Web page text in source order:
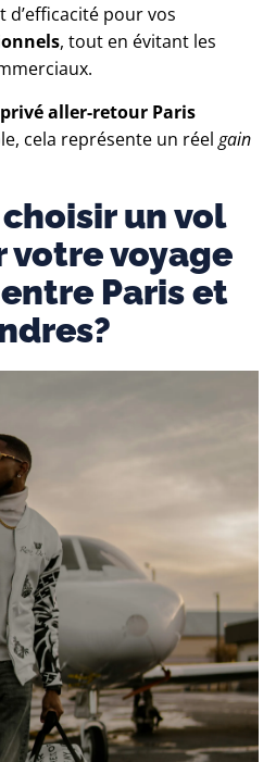
d’efficacité pour vos
, tout en évitant les
aller-retour Paris
cela représente un réel gain
un vol
votre voyage
Paris et